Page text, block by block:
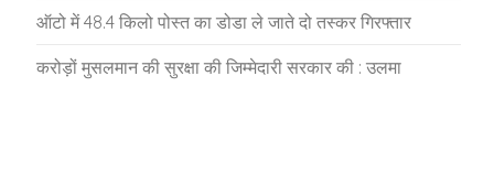
ऑटो में 48.4 किलो पोस्त का डोडा ले जाते दो तस्कर गिरफ्तार
करोड़ों मुसलमान की सुरक्षा की जिम्मेदारी सरकार की : उलमा